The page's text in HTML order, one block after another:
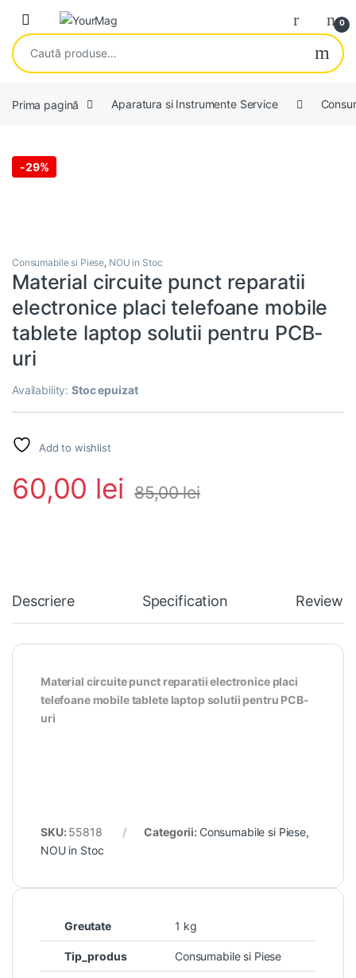
Skip to navigation
Skip to content
Open 0
Caută după:
Prima pagină Aparatura si Instrumente Service
-29%
Consumabile si Piese, NOU in Stoc
Material circuite punct reparatii
electronice placi telefoane mobile
tablete laptop solutii pentru PCB-
uri
Availability:Stoc epuizat
Add to wishlist
60,00 lei 85,00lei
Descriere Specification Reviews
Material circuite punct reparatii electronice placi
telefoane mobile tablete laptop solutii pentru PCB-
uri
SKU: 55818 Categorii: Consumabile si Piese,
NOU in Stoc
Greutate 1 kg
Tip_produs Consumabile si Piese